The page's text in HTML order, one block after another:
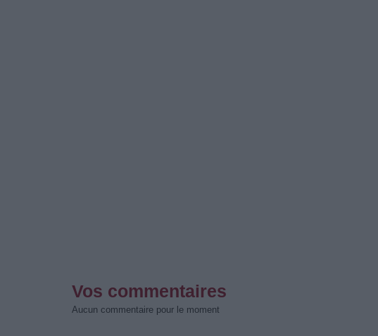
Vos commentaires
Aucun commentaire pour le moment